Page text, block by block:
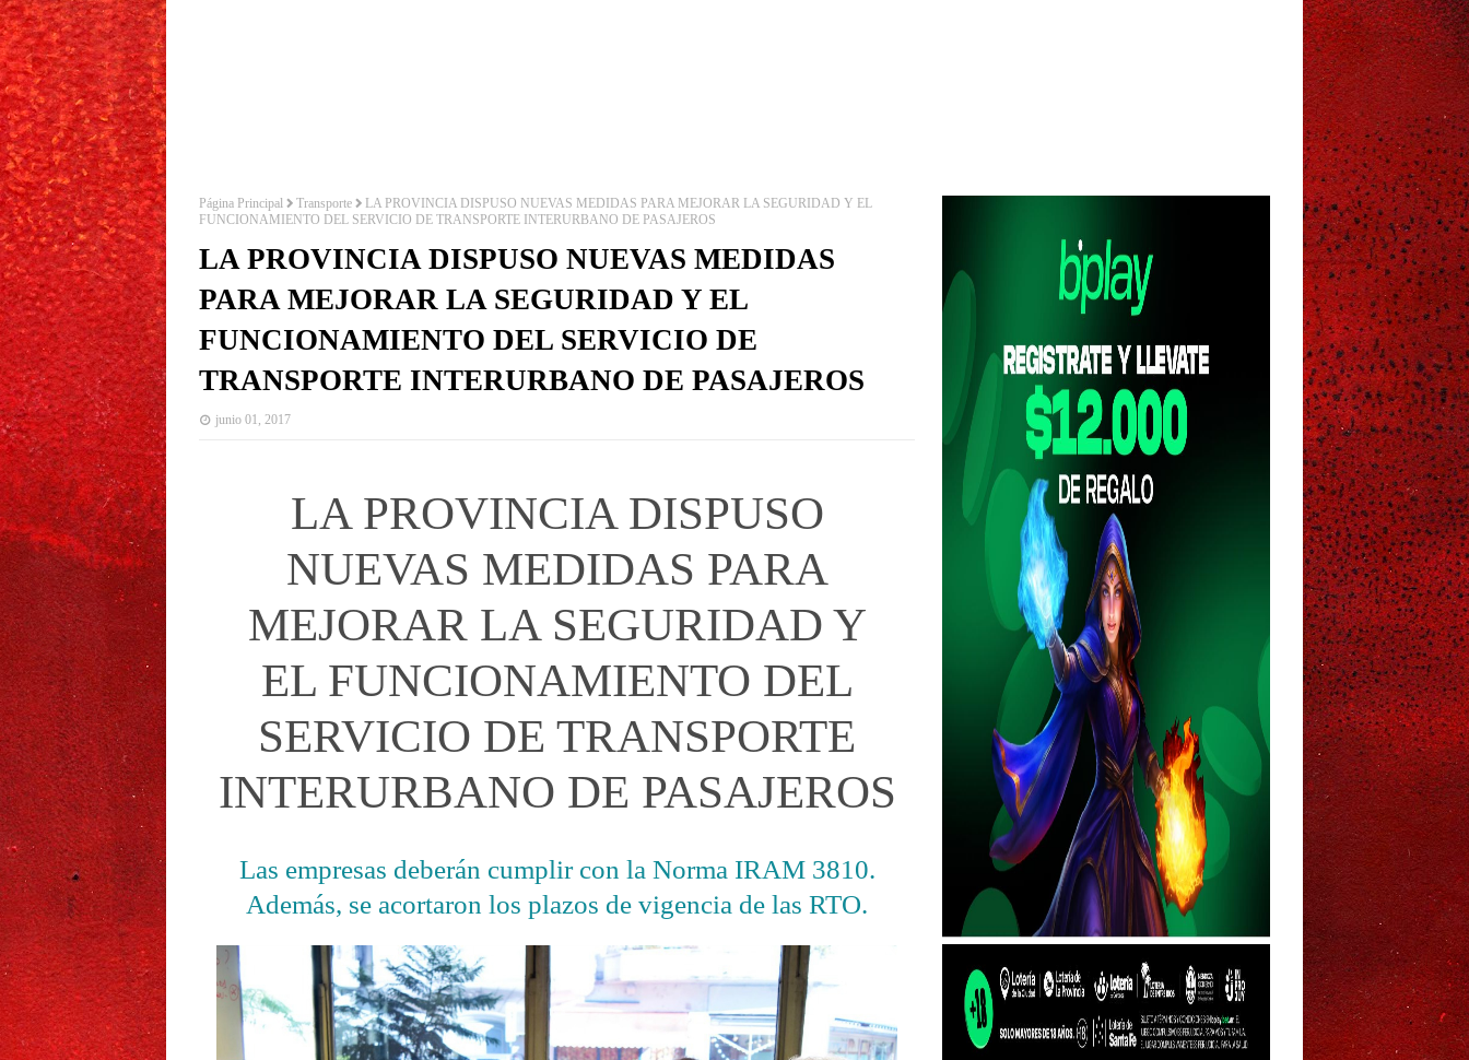
Página Principal Transporte
LA PROVINCIA DISPUSO NUEVAS MEDIDAS PARA MEJORAR LA SEGURIDAD Y EL
FUNCIONAMIENTO DEL SERVICIO DE TRANSPORTE INTERURBANO DE PASAJEROS
LA PROVINCIA DISPUSO NUEVAS MEDIDAS
PARA MEJORAR LA SEGURIDAD Y EL
FUNCIONAMIENTO DEL SERVICIO DE
TRANSPORTE INTERURBANO DE PASAJEROS
junio 01, 2017
LA PROVINCIA DISPUSO
NUEVAS MEDIDAS PARA
MEJORAR LA SEGURIDAD Y
EL FUNCIONAMIENTO DEL
SERVICIO DE TRANSPORTE
INTERURBANO DE PASAJEROS
Las empresas deberán cumplir con la Norma IRAM 3810.
Además, se acortaron los plazos de vigencia de las RTO.